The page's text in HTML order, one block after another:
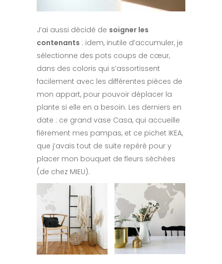
J’ai aussi décidé de soigner les
contenants : idem, inutile d’accumuler, je
sélectionne des pots coups de cœur,
dans des coloris qui s’assortissent
facilement avec les différentes pièces de
mon appart, pour pouvoir déplacer la
plante si elle en a besoin. Les derniers en
date : ce grand vase Casa, qui accueille
fièrement mes pampas, et ce pichet IKEA,
que j’avais tout de suite repéré pour y
placer mon bouquet de fleurs séchées
(de chez MIEU).